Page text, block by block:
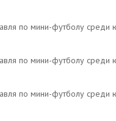
по мини-футболу
по мини-футболу
по мини-футболу